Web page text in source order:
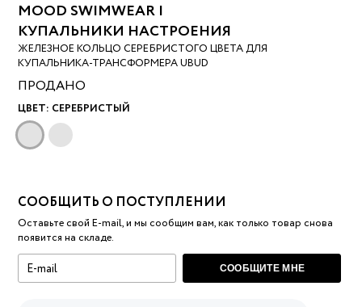
MOOD SWIMWEAR |
КУПАЛЬНИКИ НАСТРОЕНИЯ
ЖЕЛЕЗНОЕ КОЛЬЦО СЕРЕБРИСТОГО ЦВЕТА ДЛЯ
КУПАЛЬНИКА-ТРАНСФОРМЕРА UBUD
ПРОДАНО
ЦВЕТ: СЕРЕБРИСТЫЙ
СООБЩИТЬ О ПОСТУПЛЕНИИ
Оставьте свой E-mail, и мы сообщим вам, как только товар снова
появится на складе.
СООБЩИТЕ МНЕ